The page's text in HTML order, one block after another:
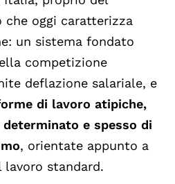
che oggi caratterizza
un sistema fondato
competizione
deflazione salariale, e
di lavoro atipiche,
e spesso di
, orientate appunto a
standard.